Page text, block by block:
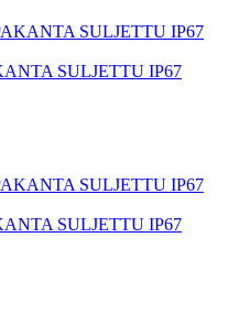
SULJETTU IP67
SULJETTU IP67